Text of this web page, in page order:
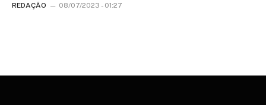
REDAÇÃO 08/07/2023 - 01:27